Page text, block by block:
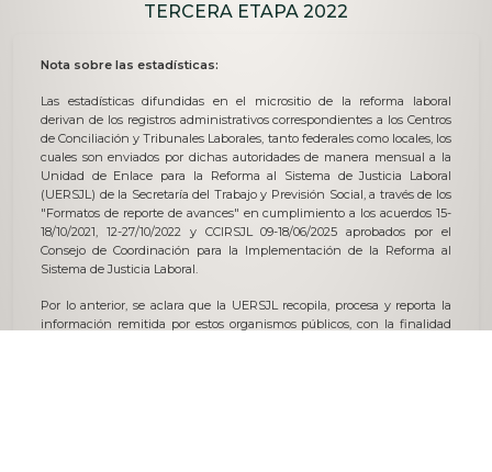
TERCERA ETAPA 2022
Nota sobre las estadísticas:
Las estadísticas difundidas en el micrositio de la reforma laboral
derivan de los registros administrativos correspondientes a los Centros
de Conciliación y Tribunales Laborales, tanto federales como locales, los
cuales son enviados por dichas autoridades de manera mensual a la
Unidad de Enlace para la Reforma al Sistema de Justicia Laboral
(UERSJL) de la Secretaría del Trabajo y Previsión Social, a través de los
"Formatos de reporte de avances" en cumplimiento a los acuerdos 15-
18/10/2021, 12-27/10/2022 y CCIRSJL 09-18/06/2025 aprobados por el
Consejo de Coordinación para la Implementación de la Reforma al
Sistema de Justicia Laboral.
Por lo anterior, se aclara que la UERSJL recopila, procesa y reporta la
información remitida por estos organismos públicos, con la finalidad